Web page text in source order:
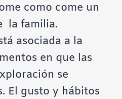
como come un
la familia.
asociada a la
en que las
se
El gusto y hábitos